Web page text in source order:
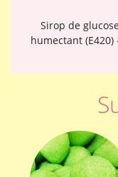
Sirop de
humectant